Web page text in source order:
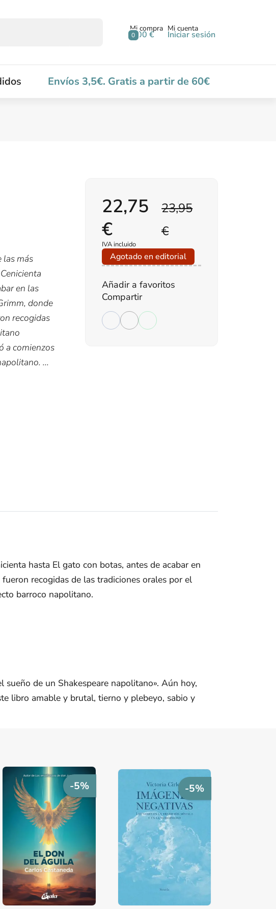
0
Mi compra
0,00 €
Mi cuenta
Iniciar sesión
Envíos 3,5€. Gratis a partir de 60€
las más
en las
donde
recogidas
a comienzos
...
23,95
€
22,75
€
IVA incluido
Agotado en editorial
Añadir a favoritos
Compartir
hasta El gato con botas, antes de acabar en
recogidas de las tradiciones orales por el
barroco napolitano.
de un Shakespeare napolitano». Aún hoy,
libro amable y brutal, tierno y plebeyo, sabio y
-5% -5%